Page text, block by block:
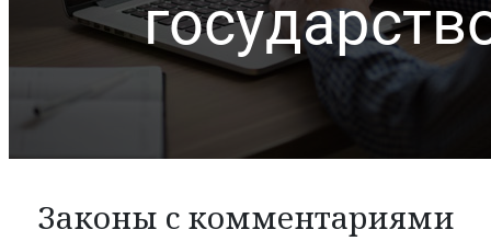
Законы с комментариями